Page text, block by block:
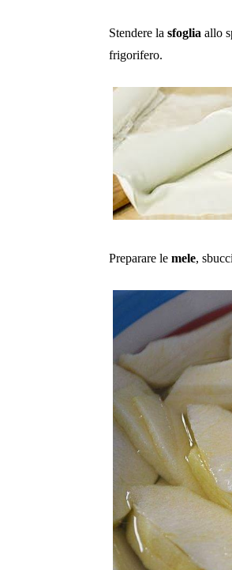
Stendere la sfoglia allo
frigorifero.
Preparare le mele,